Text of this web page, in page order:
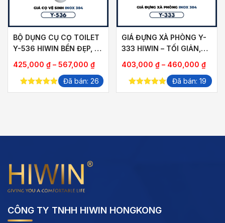
BỘ DỤNG CỤ CỌ TOILET
Y-536 HIWIN BỀN ĐẸP, DỄ
425,000 ₫ – 567,000 ₫Khoảng
giá:
từ
5.00out of
Đã bán: 26
GIÁ ĐỰNG XÀ PHÒNG Y-
333 HIWIN – TỐI GIẢN,
PHÒNG TẮM
403,000 ₫ – 460,000 ₫
giá:
từ
5.00out of
Đã bán: 19
CÔNG TY TNHH HIWIN HONGKONG